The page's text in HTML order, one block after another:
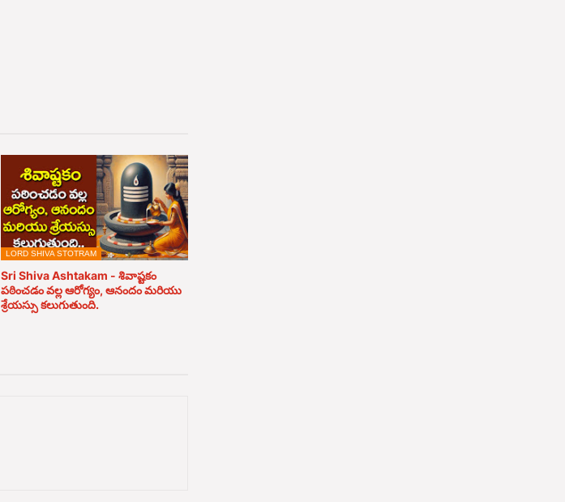
LORD SHIVA STOTRAM
Sri Shiva Ashtakam - శివాష్టకం
పఠించడం వల్ల ఆరోగ్యం, ఆనందం మరియు
శ్రేయస్సు కలుగుతుంది.